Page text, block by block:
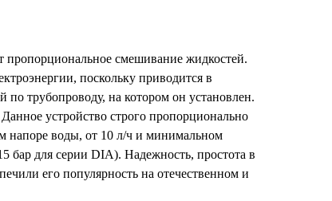
пропорциональное смешивание жидкостей.
поскольку приводится в
трубопроводу, на котором он установлен.
устройство строго пропорционально
напоре воды, от 10 л/ч и минимальном
бар для серии DIA). Надежность, простота в
его популярность на отечественном и